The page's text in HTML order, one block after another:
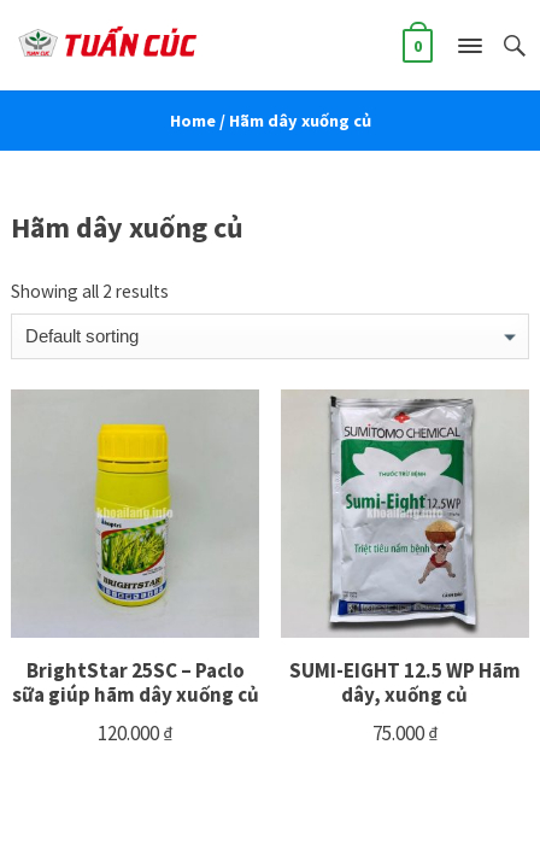
0
Home/ Hãm dây xuống củ
Hãm dây xuống củ
Showing all 2 results
BrightStar 25SC – Paclo
sữa giúp hãm dây xuống củ
120.000₫
SUMI-EIGHT 12.5 WP Hãm
dây, xuống củ
75.000₫